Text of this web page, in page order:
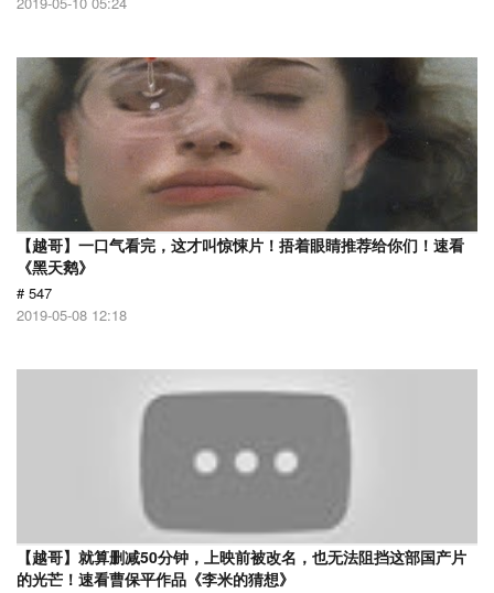
【越哥】一口气看完，这才叫惊悚片！捂着眼睛推荐给你们！速看
《黑天鹅》
# 547
2019-05-08 12:18
【越哥】就算删减50分钟，上映前被改名，也无法阻挡这部国产片
的光芒！速看曹保平作品《李米的猜想》